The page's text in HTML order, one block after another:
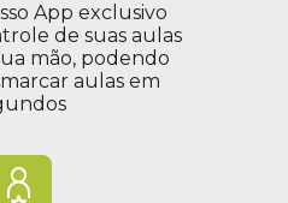
App exclusivo
de suas aulas
mão, podendo
aulas em